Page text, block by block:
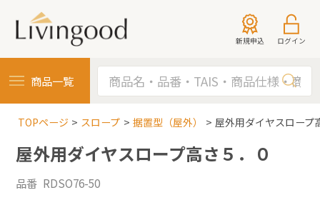
新規申込 ログイン
商品一覧
TOPページ スロープ 据置型（屋外） 屋外用ダイヤスロープ
屋外用ダイヤスロープ高さ５．０
品番 RDSO76-50